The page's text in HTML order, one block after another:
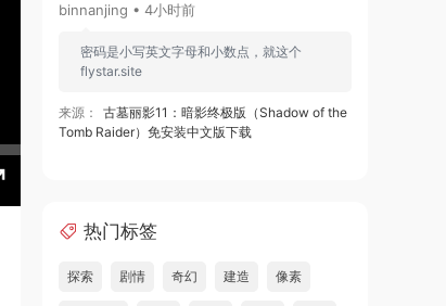
binnanjing • 4小时前
密码是小写英文字母和小数点，就这个
flystar.site
来源：
古墓丽影11：暗影终极版（Shadow of the
Tomb Raider）免安装中文版下载
热门标签
探索 剧情 奇幻 建造 像素